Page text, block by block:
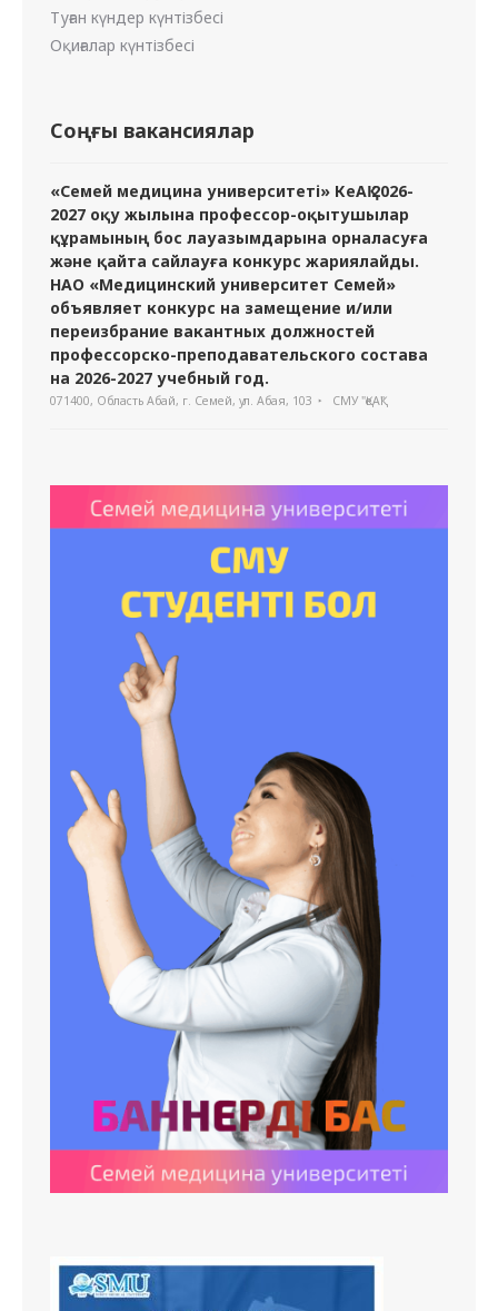
Туған күндер күнтізбесі
Оқиғалар күнтізбесі
Соңғы вакансиялар
«Семей медицина университеті» КеАҚ 2026-
2027 оқу жылына профессор-оқытушылар
құрамының бос лауазымдарына орналасуға
және қайта сайлауға конкурс жариялайды.
НАО «Медицинский университет Семей»
объявляет конкурс на замещение и/или
переизбрание вакантных должностей
профессорско-преподавательского состава
на 2026-2027 учебный год.
071400, Область Абай, г. Семей, ул. Абая, 103 СМУ "ҚеАҚ"